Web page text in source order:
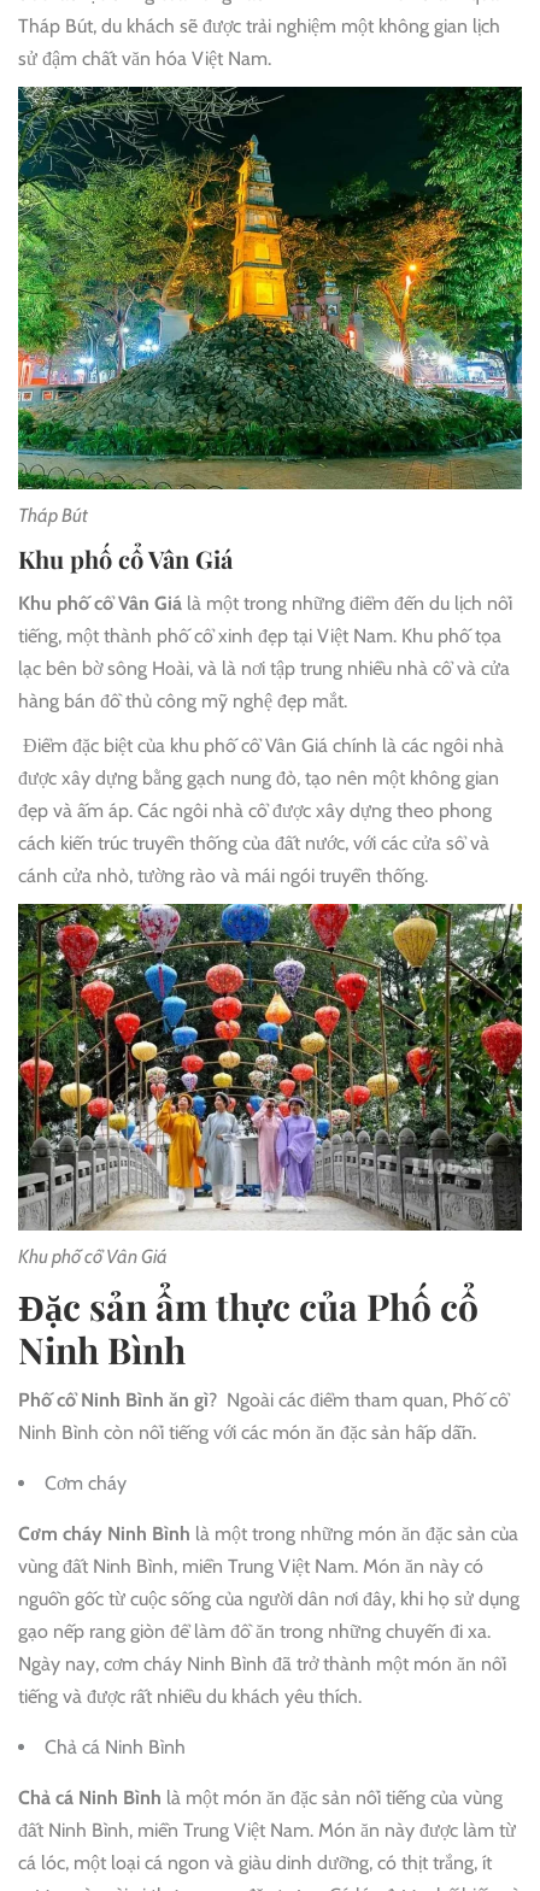
Tháp Bút, du khách sẽ được trải nghiệm một không gian lịch
sử đậm chất văn hóa Việt Nam.
Tháp Bút
Khu phố cổ Vân Giá
Khu phố cổ Vân Giá là một trong những điểm đến du lịch nổi
tiếng, một thành phố cổ xinh đẹp tại Việt Nam. Khu phố tọa
lạc bên bờ sông Hoài, và là nơi tập trung nhiều nhà cổ và cửa
hàng bán đồ thủ công mỹ nghệ đẹp mắt.
Điểm đặc biệt của khu phố cổ Vân Giá chính là các ngôi nhà
được xây dựng bằng gạch nung đỏ, tạo nên một không gian
đẹp và ấm áp. Các ngôi nhà cổ được xây dựng theo phong
cách kiến trúc truyền thống của đất nước, với các cửa sổ và
cánh cửa nhỏ, tường rào và mái ngói truyền thống.
Khu phố cổ Vân Giá
Đặc sản ẩm thực của Phố cổ
Ninh Bình
Phố cổ Ninh Bình ăn gì? Ngoài các điểm tham quan, Phố cổ
Ninh Bình còn nổi tiếng với các món ăn đặc sản hấp dẫn.
Cơm cháy
Cơm cháy Ninh Bình là một trong những món ăn đặc sản của
vùng đất Ninh Bình, miền Trung Việt Nam. Món ăn này có
nguồn gốc từ cuộc sống của người dân nơi đây, khi họ sử dụng
gạo nếp rang giòn để làm đồ ăn trong những chuyến đi xa.
Ngày nay, cơm cháy Ninh Bình đã trở thành một món ăn nổi
tiếng và được rất nhiều du khách yêu thích.
Chả cá Ninh Bình
Chả cá Ninh Bình là một món ăn đặc sản nổi tiếng của vùng
đất Ninh Bình, miền Trung Việt Nam. Món ăn này được làm từ
cá lóc, một loại cá ngon và giàu dinh dưỡng, có thịt trắng, ít